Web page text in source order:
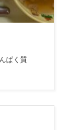
ぱく質